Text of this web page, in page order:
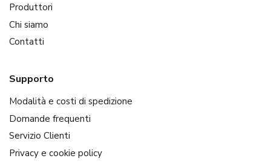
Produttori
Chi siamo
Contatti
Supporto
Modalità e costi di spedizione
Domande frequenti
Servizio Clienti
Privacy e cookie policy